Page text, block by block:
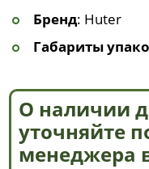
Бренд: Huter
Габариты
О наличии
уточняйте
менеджера